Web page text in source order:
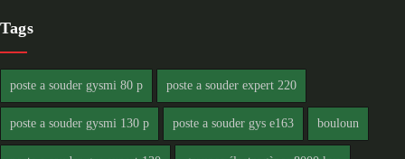
Tags
poste a souder gysmi 80 p poste a souder expert 220
poste a souder gysmi 130 p poste a souder gys e163 bouloun